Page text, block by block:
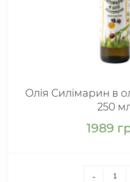
Олія Силімарин в
250
1989
-